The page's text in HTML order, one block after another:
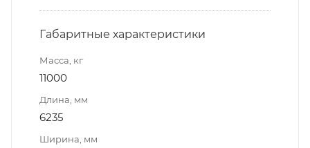
Габаритные характеристики
Масса, кг
11000
Длина, мм
6235
Ширина, мм